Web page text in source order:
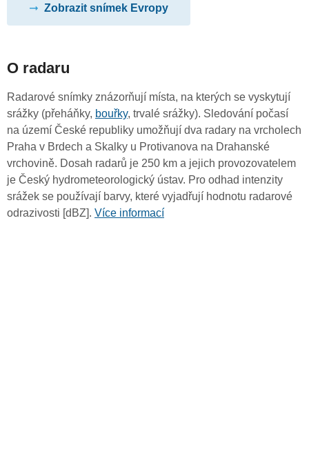
Zobrazit snímek Evropy
O radaru
Radarové snímky znázorňují místa, na kterých se vyskytují
srážky (přeháňky, bouřky, trvalé srážky). Sledování počasí
na území České republiky umožňují dva radary na vrcholech
Praha v Brdech a Skalky u Protivanova na Drahanské
vrchovině. Dosah radarů je 250 km a jejich provozovatelem
je Český hydrometeorologický ústav. Pro odhad intenzity
srážek se používají barvy, které vyjadřují hodnotu radarové
odrazivosti [dBZ]. Více informací